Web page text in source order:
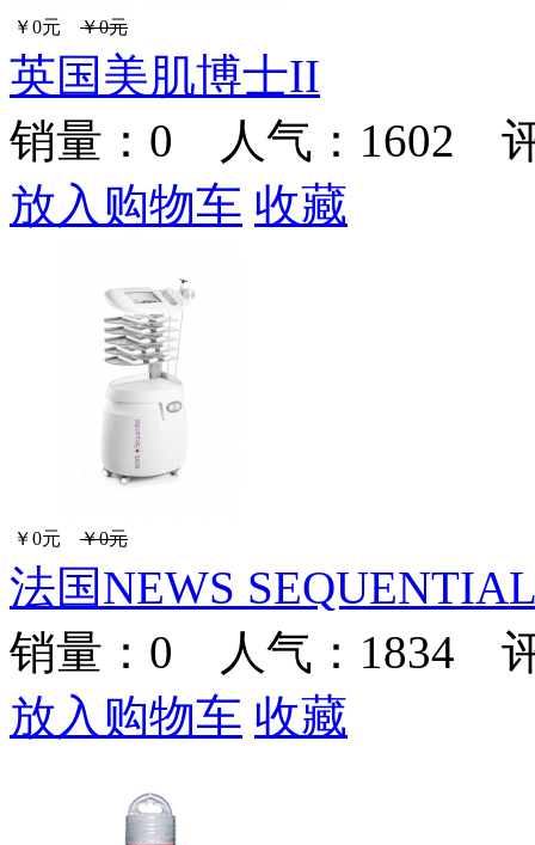
￥0元 ￥0元
英国美肌博士II
销量： 0 人气：1602
放入购物车 收藏
￥0元 ￥0元
法国NEWS
销量： 0 人气：1834
放入购物车 收藏